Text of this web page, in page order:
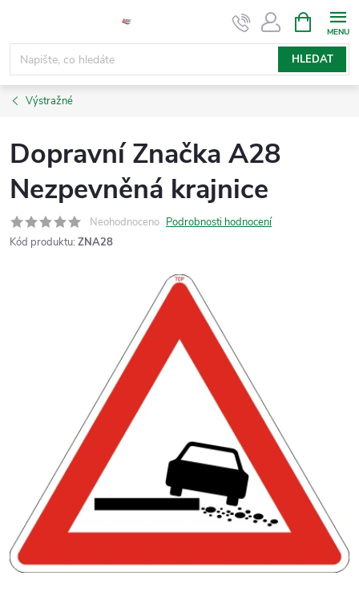
obsah
HLEDAT
NÁKUPNÍ
KOŠÍK
Výstražné
Dopravní Značka A28
Nezpevněná krajnice
Neohodnoceno Podrobnosti hodnocení
Kód produktu: ZNA28